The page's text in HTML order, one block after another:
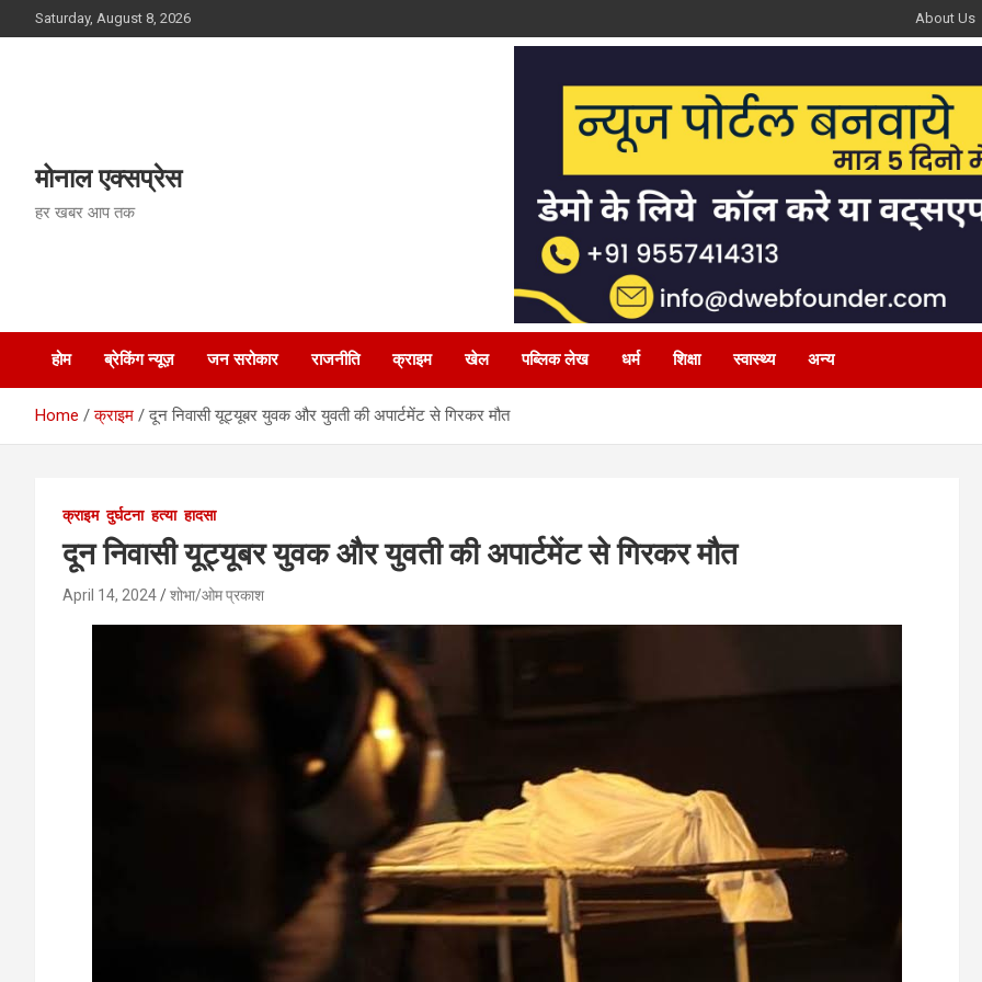
to
Saturday, August 8, 2026 About Us
मोनाल एक्सप्रेस
हर खबर आप तक
होम ब्रेकिंग न्यूज़ जन सरोकार राजनीति क्राइम खेल पब्लिक लेख धर्म शिक्षा स्वास्थ्य अन्य
Home क्राइम दून निवासी यूट्यूबर युवक और युवती की अपार्टमेंट से गिरकर मौत
क्राइम दुर्घटना हत्या हादसा
दून निवासी यूट्यूबर युवक और युवती की अपार्टमेंट से गिरकर मौत
April 14, 2024 शोभा/ओम प्रकाश